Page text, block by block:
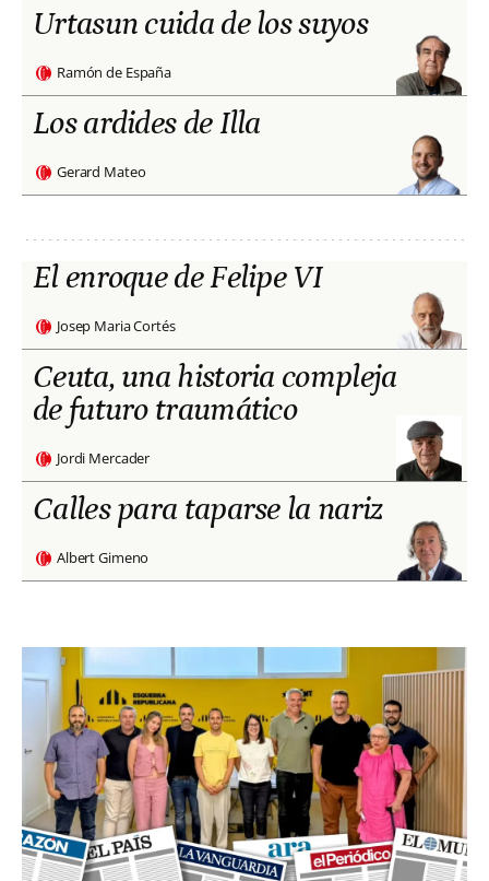
Urtasun cuida de los suyos
Ramón de España
Los ardides de Illa
Gerard Mateo
El enroque de Felipe VI
Josep Maria Cortés
Ceuta, una historia compleja
de futuro traumático
Jordi Mercader
Calles para taparse la nariz
Albert Gimeno